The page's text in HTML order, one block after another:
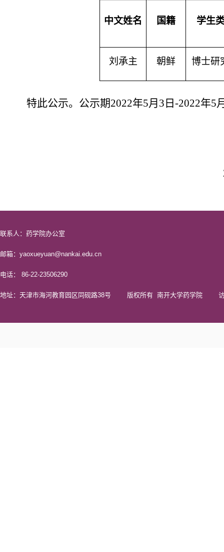
中文姓名 国籍 学生
刘承主 朝鲜 博士研
特此公示。公示期2022年5月 3 日 -2022年5
联系人：药学院办公室
邮箱：yaoxueyuan@nankai.edu.cn
电话： 86-22-23506290
地址：天津市海河教育园区同砚路38号 版权所有 南开大学药学院 访